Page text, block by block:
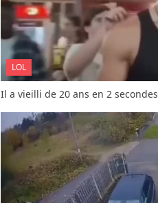
LOL
Il a vieilli de 20 ans en 2 secondes